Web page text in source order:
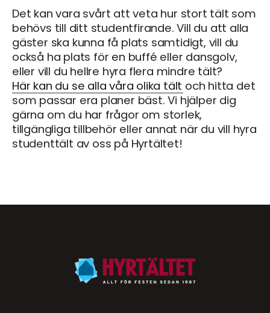
Det kan vara svårt att veta hur stort tält som
behövs till ditt studentfirande. Vill du att alla
gäster ska kunna få plats samtidigt, vill du
också ha plats för en buffé eller dansgolv,
eller vill du hellre hyra flera mindre tält?
Här kan du se alla våra olika tält och hitta det
som passar era planer bäst. Vi hjälper dig
gärna om du har frågor om storlek,
tillgängliga tillbehör eller annat när du vill hyra
studenttält av oss på Hyrtältet!